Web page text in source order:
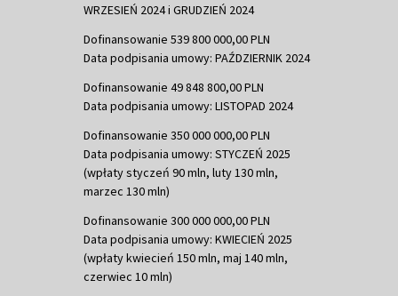
WRZESIEŃ 2024 i GRUDZIEŃ 2024
Dofinansowanie 539 800 000,00 PLN
Data podpisania umowy: PAŹDZIERNIK 2024
Dofinansowanie 49 848 800,00 PLN
Data podpisania umowy: LISTOPAD 2024
Dofinansowanie 350 000 000,00 PLN
Data podpisania umowy: STYCZEŃ 2025
(wpłaty styczeń 90 mln, luty 130 mln,
marzec 130 mln)
Dofinansowanie 300 000 000,00 PLN
Data podpisania umowy: KWIECIEŃ 2025
(wpłaty kwiecień 150 mln, maj 140 mln,
czerwiec 10 mln)